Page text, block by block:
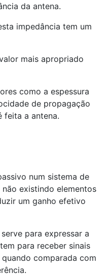
da antena.
impedância tem um
mais apropriado
como a espessura
de propagação
feita a antena.
num sistema de
existindo elementos
um ganho efetivo
para expressar a
para receber sinais
comparada com